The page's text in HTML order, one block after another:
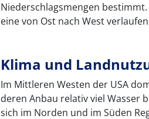
Niederschlagsmengen
eine von Ost nach West
Klima und
Im Mittleren Westen der USA
deren Anbau relativ viel Wasser
sich im Norden und im Süden